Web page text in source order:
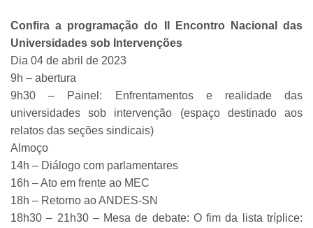
Confira a programação do II Encontro Nacional das
Universidades sob Intervenções
Dia 04 de abril de 2023
9h – abertura
9h30 – Painel: Enfrentamentos e realidade das
universidades sob intervenção (espaço destinado aos
relatos das seções sindicais)
Almoço
14h – Diálogo com parlamentares
16h – Ato em frente ao MEC
18h – Retorno ao ANDES-SN
18h30 – 21h30 – Mesa de debate: O fim da lista tríplice: